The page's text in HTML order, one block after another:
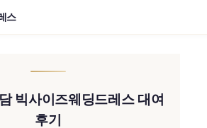
빅사이즈웨딩드레스 대여
후기
스